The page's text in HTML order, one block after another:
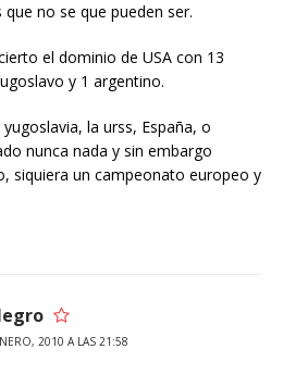
no se que pueden ser.
el dominio de USA con 13
y 1 argentino.
la urss, España, o
nunca nada y sin embargo
siquiera un campeonato europeo y
2010 A LAS 21:58